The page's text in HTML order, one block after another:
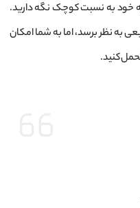
خود به نسبت کوچک نگه دارید.
به نظر برسد، اما به شما امکان
کنید.